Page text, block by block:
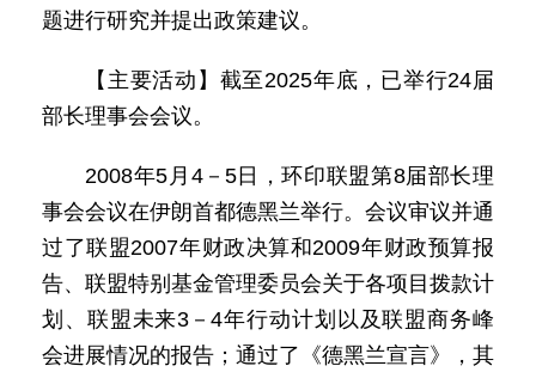
题进行研究并提出政策建议。
【主要活动】截至2025年底，已举行24届
部长理事会会议。
2008年5月4－5日，环印联盟第8届部长理
事会会议在伊朗首都德黑兰举行。会议审议并通
过了联盟2007年财政决算和2009年财政预算报
告、联盟特别基金管理委员会关于各项目拨款计
划、联盟未来3－4年行动计划以及联盟商务峰
会进展情况的报告；通过了《德黑兰宣言》，其